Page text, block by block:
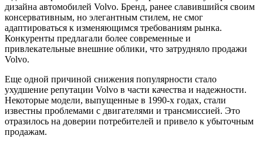
дизайна автомобилей Volvo. Бренд, ранее славившийся своим
консервативным, но элегантным стилем, не смог
адаптироваться к изменяющимся требованиям рынка.
Конкуренты предлагали более современные и
привлекательные внешние облики, что затрудняло продажи
Volvo.
Еще одной причиной снижения популярности стало
ухудшение репутации Volvo в части качества и надежности.
Некоторые модели, выпущенные в 1990-х годах, стали
известны проблемами с двигателями и трансмиссией. Это
отразилось на доверии потребителей и привело к убыточным
продажам.